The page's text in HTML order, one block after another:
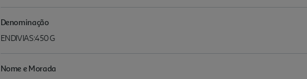
Denominação
ENDIVIAS:450 G
Nome e Morada